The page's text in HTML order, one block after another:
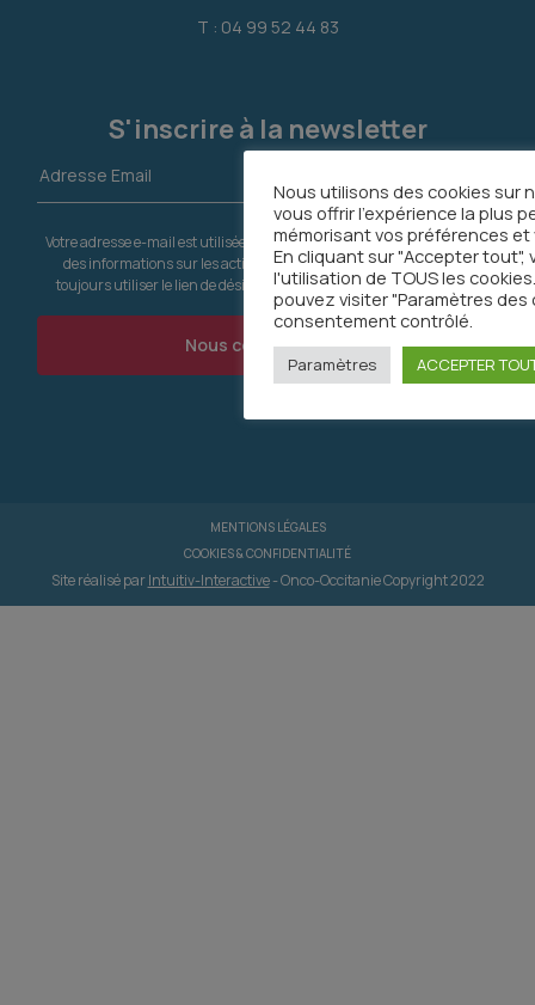
T : 04 99 52 44 83
S'inscrire à la newsletter
Votre adresse e-mail est utilisée pour vous envoyer notre newsletter et
des informations sur les activités d'Onco Occitanie. Vous pouvez
toujours utiliser le lien de désinscription inclus dans la newsletter.
Nous contacter
MENTIONS LÉGALES
COOKIES & CONFIDENTIALITÉ
Site réalisé parIntuitiv-Interactive- Onco-Occitanie Copyright 2022
Nous utilisons des cookies sur
vous offrir l'expérience la plus
mémorisant vos préférences
En cliquant sur "Accepter
l'utilisation de TOUS les
pouvez visiter "Paramètres
consentement contrôlé.
Paramètres ACCEPTER